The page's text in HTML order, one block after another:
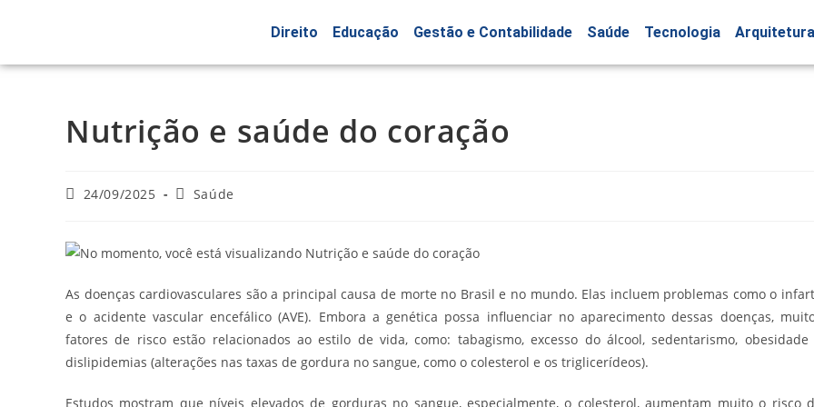
Direito Educação Gestão e Contabilidade Saúde Tecnologia
Nutrição e saúde do coração
24/09/2025 Saúde
As doenças cardiovasculares são a principal causa de morte no Brasil e no mundo. Elas incluem problemas como o
e o acidente vascular encefálico (AVE). Embora a genética possa influenciar no aparecimento dessas doenças,
fatores de risco estão relacionados ao estilo de vida, como: tabagismo, excesso do álcool, sedentarismo, obesidade
dislipidemias (alterações nas taxas de gordura no sangue, como o colesterol e os triglicerídeos).
Estudos mostram que níveis elevados de gorduras no sangue, especialmente, o colesterol, aumentam muito o risco